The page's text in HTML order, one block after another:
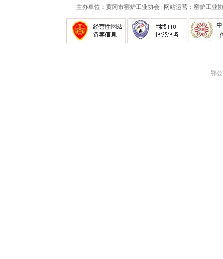
主办单位：黄冈市窑炉工业协会 | 网站运营：窑炉工业
鄂公